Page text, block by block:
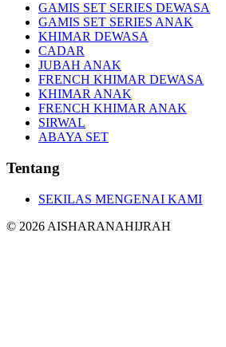
GAMIS SET SERIES DEWASA
GAMIS SET SERIES ANAK
KHIMAR DEWASA
CADAR
JUBAH ANAK
FRENCH KHIMAR DEWASA
KHIMAR ANAK
FRENCH KHIMAR ANAK
SIRWAL
ABAYA SET
Tentang
SEKILAS MENGENAI KAMI
© 2026 AISHARANAHIJRAH